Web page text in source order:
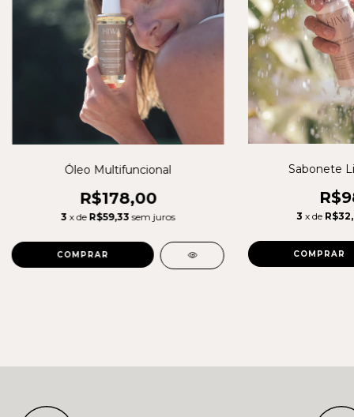
Óleo Multifuncional
R$178,00
3 x de R$59,33 sem juros
Sabonete
3 x de